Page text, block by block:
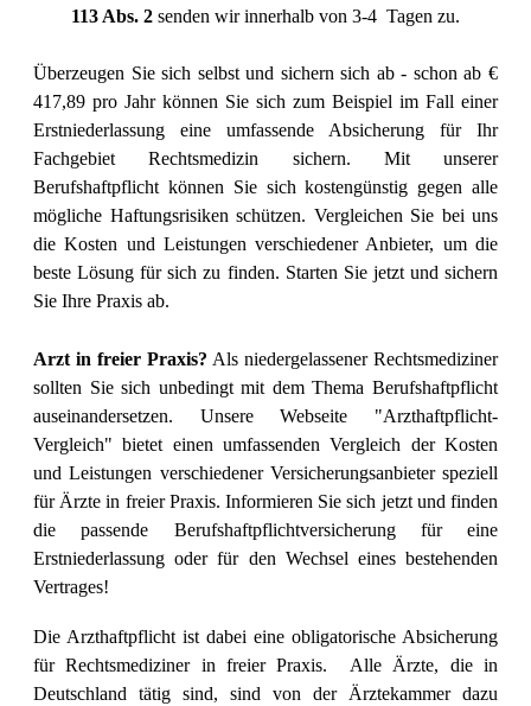
113 Abs. 2 senden wir innerhalb von 3-4 Tagen zu.
Überzeugen Sie sich selbst und sichern sich ab - schon ab €
417,89 pro Jahr können Sie sich zum Beispiel im Fall einer
Erstniederlassung eine umfassende Absicherung für Ihr
Fachgebiet Rechtsmedizin sichern.
Mit unserer
Berufshaftpflicht können Sie sich kostengünstig gegen alle
mögliche Haftungsrisiken schützen. Vergleichen Sie bei uns
die Kosten und Leistungen verschiedener Anbieter, um die
beste Lösung für sich zu finden. Starten Sie jetzt und sichern
Sie Ihre Praxis ab.
Arzt in freier Praxis? Als niedergelassener Rechtsmediziner
sollten Sie sich unbedingt mit dem Thema Berufshaftpflicht
auseinandersetzen. Unsere Webseite "Arzthaftpflicht-
Vergleich" bietet einen umfassenden Vergleich der Kosten
und Leistungen verschiedener Versicherungsanbieter speziell
für Ärzte in freier Praxis. Informieren Sie sich jetzt und finden
die passende Berufshaftpflichtversicherung für eine
Erstniederlassung oder für den Wechsel eines bestehenden
Vertrages!
Die Arzthaftpflicht ist dabei eine obligatorische Absicherung
für Rechtsmediziner in freier Praxis. Alle Ärzte, die in
Deutschland tätig sind, sind von der Ärztekammer dazu